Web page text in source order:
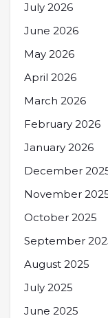
July 2026
June 2026
May 2026
April 2026
March 2026
February 2026
January 2026
December
November
October 2025
September
August 2025
July 2025
June 2025